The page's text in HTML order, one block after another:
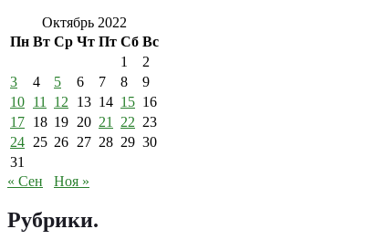
Октябрь 2022
Пн Вт Ср Чт Пт Сб Вс
1
2
3
4 5 6 7 8
9
10 11 12 13 14 15 16
17 18 19 20 21 22 23
24 25 26 27 28 29 30
31
« Сен
Ноя »
Рубрики.